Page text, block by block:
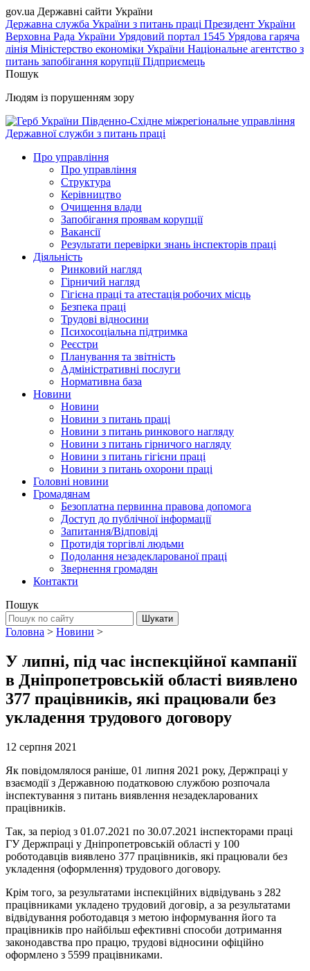
gov.ua Державні сайти України
Державна служба України з питань праці Президент України
Верховна Рада України Урядовий портал 1545 Урядова гаряча
лінія Міністерство економіки України Національне агентство з
питань запобігання корупціїПідприємець
Пошук
Людям із порушенням зору
Південно-Східне міжрегіональне управління
Державної служби з питань праці
Про управління
Про управління
Структура
Керівництво
Очищення влади
Запобігання проявам корупції
Вакансії
Результати перевірки знань інспекторів праці
Діяльність
Ринковий нагляд
Гірничий нагляд
Гігієна праці та атестація робочих місць
Безпека праці
Трудові відносини
Психосоціальна підтримка
Реєстри
Планування та звітність
Адміністративні послуги
Нормативна база
Новини
Новини
Новини з питань праці
Новини з питань ринкового нагляду
Новини з питань гірничого нагляду
Новини з питань гігієни праці
Новини з питань охорони праці
Головні новини
Громадянам
Безоплатна первинна правова допомога
Доступ до публічної інформації
Запитання/Відповіді
Протидія торгівлі людьми
Подолання незадекларованої праці
Звернення громадян
Контакти
Пошук
Головна > Новини >
У липні, під час інспекційної кампанії
в Дніпропетровській області виявлено
377 працівників, які працювали без
укладення трудового договору
12 серпня 2021
Як повідомлялося раніше, 01 липня 2021 року, Держпраці у
взаємодії з Державною податковою службою розпочала
інспектування з питань виявлення незадекларованих
працівників.
Так, за період з 01.07.2021 по 30.07.2021 інспекторами праці
ГУ Держпраці у Дніпропетровській області у 100
роботодавців виявлено 377 працівників, які працювали без
укладення (оформлення) трудового договору.
Крім того, за результатами інспекційних відвідувань з 282
працівниками укладено трудовий договір, а за результатами
відвідування роботодавця з метою інформування його та
працівників про найбільш ефективні способи дотримання
законодавства про працю, трудові відносини офіційно
оформлено з 5599 працівниками.